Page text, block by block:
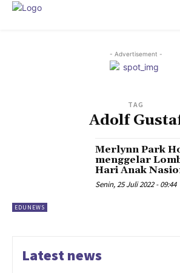
- Advertisement -
TAG
Adolf
EDUNEWS
Merlynn Park
menggelar
Hari Anak
Senin, 25 Juli 2022 - 09:44
Latest news